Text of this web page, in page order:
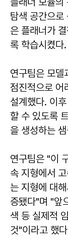
탐색 공간으로
은 플래너가
록 학습시켰다.
연구팀은 모델
점진적으로 어
설계했다. 이
할 수 있도록
을 생성하는
연구팀은 "이
속 지형에서
는 지형에 대
증됐다"며 "앞
색 등 실제적
것"이라고 했